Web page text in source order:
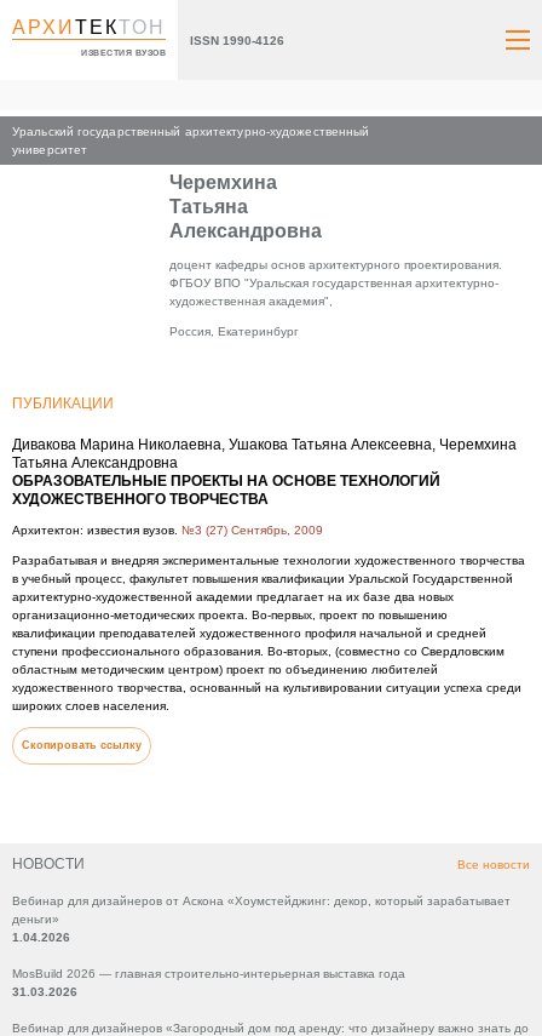
АРХИТЕКТОН
ИЗВЕСТИЯ ВУЗОВ
ISSN 1990-4126
Уральский государственный архитектурно-художественный
университет
НОВОСТИ Все новости
Вебинар для дизайнеров от Аскона «Хоумстейджинг: декор, который зарабатывает
деньги»
1.04.2026
MosBuild 2026 — главная строительно-интерьерная выставка года
31.03.2026
Вебинар для дизайнеров «Загородный дом под аренду: что дизайнеру важно знать до
Главная
Черемхина
Татьяна
Александровна
доцент кафедры основ архитектурного проектирования.
ФГБОУ ВПО "Уральская государственная архитектурно-
художественная академия",
Россия, Екатеринбург
ПУБЛИКАЦИИ
Дивакова Марина Николаевна, Ушакова Татьяна Алексеевна, Черемхина
Татьяна Александровна
ОБРАЗОВАТЕЛЬНЫЕ ПРОЕКТЫ НА ОСНОВЕ ТЕХНОЛОГИЙ
ХУДОЖЕСТВЕННОГО ТВОРЧЕСТВА
Архитектон: известия вузов. №3 (27) Сентябрь, 2009
Разрабатывая и внедряя экспериментальные технологии художественного творчества
в учебный процесс, факультет повышения квалификации Уральской Государственной
архитектурно-художественной академии предлагает на их базе два новых
организационно-методических проекта. Во-первых, проект по повышению
квалификации преподавателей художественного профиля начальной и средней
ступени профессионального образования. Во-вторых, (совместно со Свердловским
областным методическим центром) проект по объединению любителей
художественного творчества, основанный на культивировании ситуации успеха среди
широких слоев населения.
Скопировать ссылку